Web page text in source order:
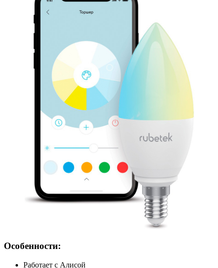
Особенности:
Работает с Алисой